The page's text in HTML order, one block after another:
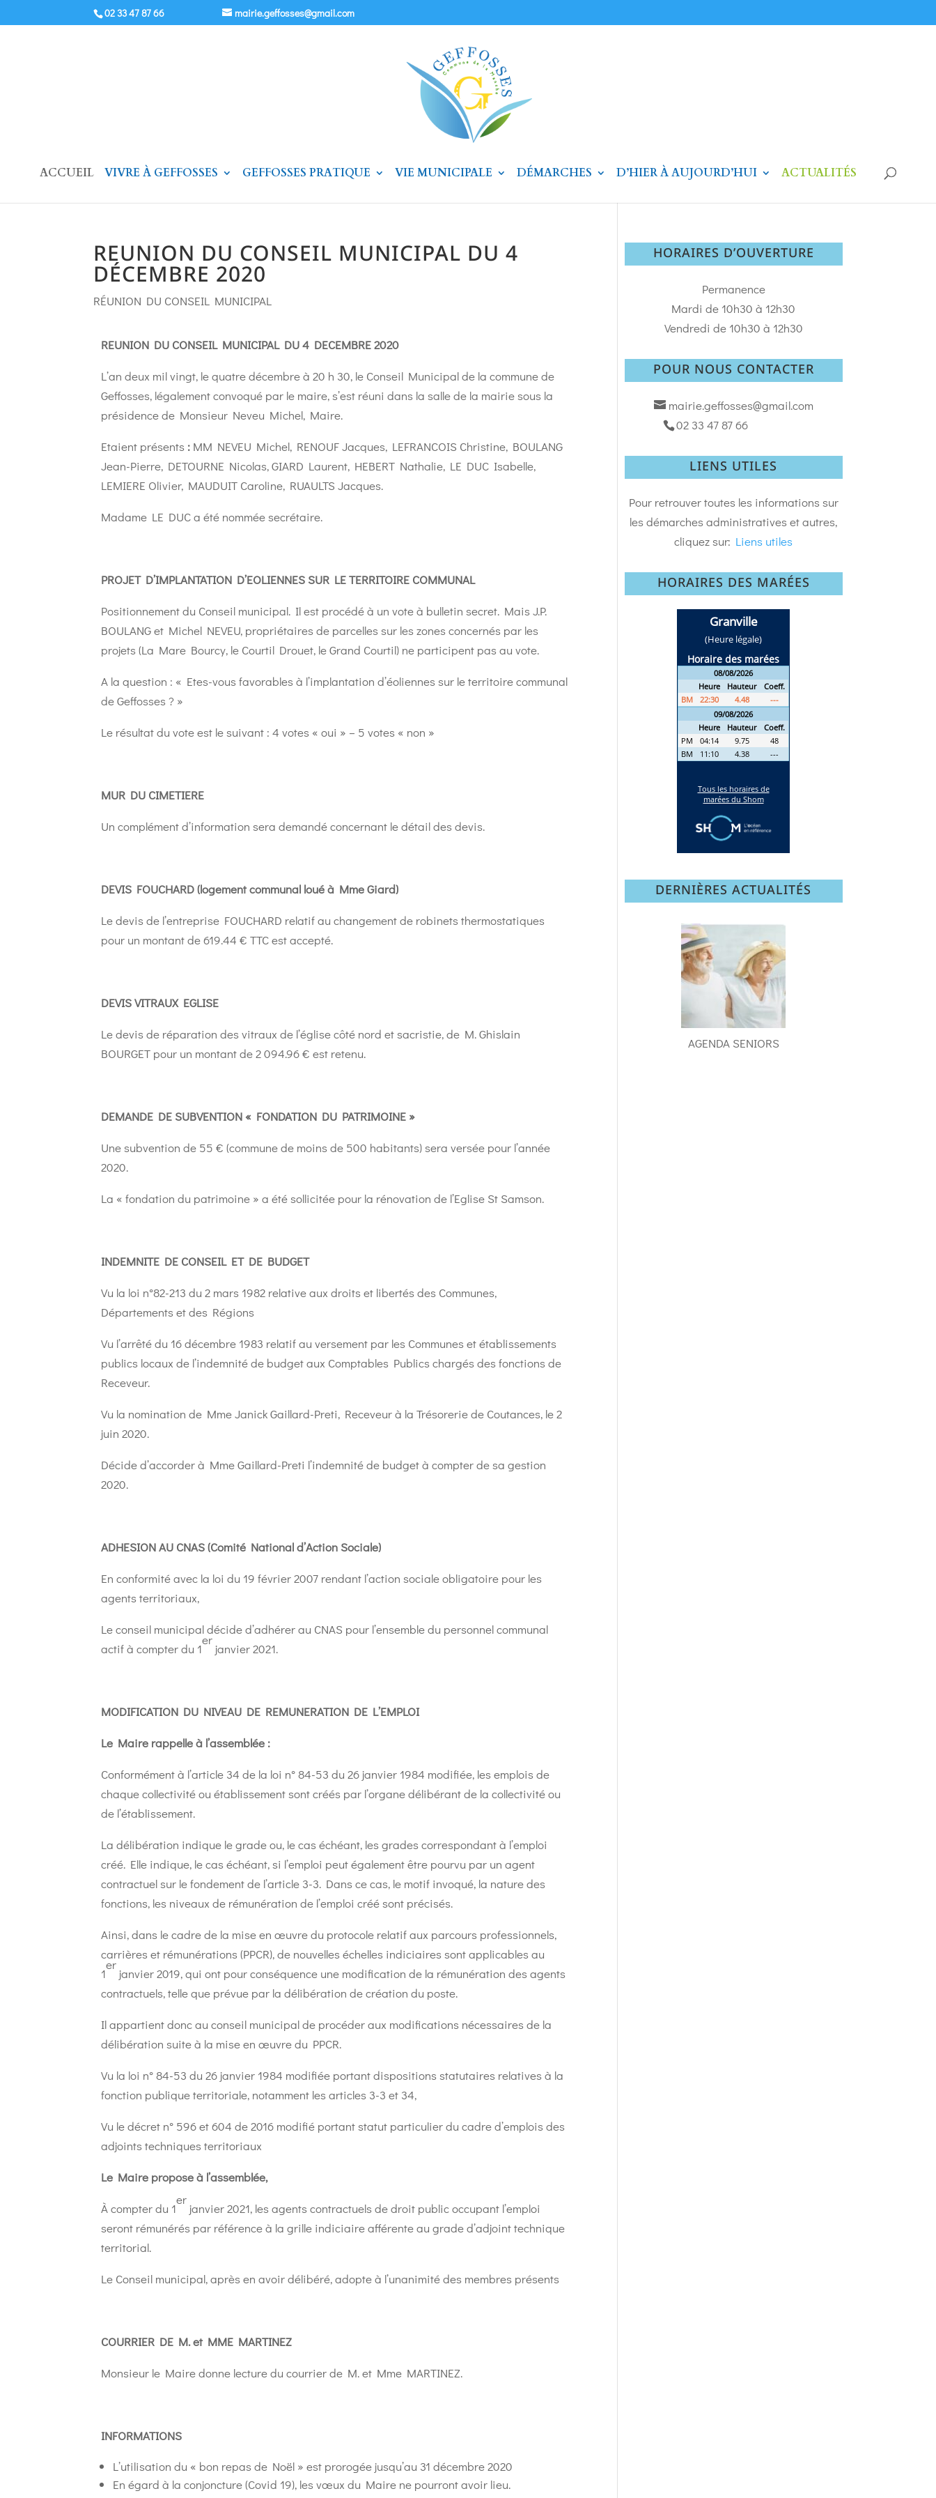
02 33 47 87 66 mairie.geffosses@gmail.com
ACCUEIL VIVRE À GEFFOSSES GEFFOSSES PRATIQUE VIE MUNICIPALE DÉMARCHES D’HIER À AUJOURD’HUI ACTUALITÉS
REUNION DU CONSEIL MUNICIPAL DU 4
DÉCEMBRE 2020
RÉUNION DU CONSEIL MUNICIPAL
REUNION DU CONSEIL MUNICIPAL DU 4 DECEMBRE 2020
L’an deux mil vingt, le quatre décembre à 20 h 30, le Conseil Municipal de la commune de
Geffosses, légalement convoqué par le maire, s’est réuni dans la salle de la mairie sous la
présidence de Monsieur Neveu Michel, Maire.
Etaient présents : MM NEVEU Michel, RENOUF Jacques, LEFRANCOIS Christine, BOULANG
Jean-Pierre, DETOURNE Nicolas, GIARD Laurent, HEBERT Nathalie, LE DUC Isabelle,
LEMIERE Olivier, MAUDUIT Caroline, RUAULTS Jacques.
Madame LE DUC a été nommée secrétaire.
PROJET D’IMPLANTATION D’EOLIENNES SUR LE TERRITOIRE COMMUNAL
Positionnement du Conseil municipal. Il est procédé à un vote à bulletin secret. Mais J.P.
BOULANG et Michel NEVEU, propriétaires de parcelles sur les zones concernés par les
projets (La Mare Bourcy, le Courtil Drouet, le Grand Courtil) ne participent pas au vote.
A la question : « Etes-vous favorables à l’implantation d’éoliennes sur le territoire communal
de Geffosses ? »
Le résultat du vote est le suivant : 4 votes « oui » – 5 votes « non »
MUR DU CIMETIERE
Un complément d’information sera demandé concernant le détail des devis.
DEVIS FOUCHARD (logement communal loué à Mme Giard)
Le devis de l’entreprise FOUCHARD relatif au changement de robinets thermostatiques
pour un montant de 619.44 € TTC est accepté.
DEVIS VITRAUX EGLISE
Le devis de réparation des vitraux de l’église côté nord et sacristie, de M. Ghislain
BOURGET pour un montant de 2 094.96 € est retenu.
DEMANDE DE SUBVENTION « FONDATION DU PATRIMOINE »
Une subvention de 55 € (commune de moins de 500 habitants) sera versée pour l’année
2020.
La « fondation du patrimoine » a été sollicitée pour la rénovation de l’Eglise St Samson.
INDEMNITE DE CONSEIL ET DE BUDGET
Vu la loi n°82-213 du 2 mars 1982 relative aux droits et libertés des Communes,
Départements et des Régions
Vu l’arrêté du 16 décembre 1983 relatif au versement par les Communes et établissements
publics locaux de l’indemnité de budget aux Comptables Publics chargés des fonctions de
Receveur.
Vu la nomination de Mme Janick Gaillard-Preti, Receveur à la Trésorerie de Coutances, le 2
juin 2020.
Décide d’accorder à Mme Gaillard-Preti l’indemnité de budget à compter de sa gestion
2020.
ADHESION AU CNAS (Comité National d’Action Sociale)
En conformité avec la loi du 19 février 2007 rendant l’action sociale obligatoire pour les
agents territoriaux,
Le conseil municipal décide d’adhérer au CNAS pour l’ensemble du personnel communal
actif à compter du 1
er
janvier 2021.
MODIFICATION DU NIVEAU DE REMUNERATION DE L’EMPLOI
Le Maire rappelle à l’assemblée :
Conformément à l’article 34 de la loi n° 84-53 du 26 janvier 1984 modifiée, les emplois de
chaque collectivité ou établissement sont créés par l’organe délibérant de la collectivité ou
de l’établissement.
La délibération indique le grade ou, le cas échéant, les grades correspondant à l’emploi
créé. Elle indique, le cas échéant, si l’emploi peut également être pourvu par un agent
contractuel sur le fondement de l’article 3-3. Dans ce cas, le motif invoqué, la nature des
fonctions, les niveaux de rémunération de l’emploi créé sont précisés.
Ainsi, dans le cadre de la mise en œuvre du protocole relatif aux parcours professionnels,
carrières et rémunérations (PPCR), de nouvelles échelles indiciaires sont applicables au
1
er
janvier 2019, qui ont pour conséquence une modification de la rémunération des agents
contractuels, telle que prévue par la délibération de création du poste.
Il appartient donc au conseil municipal de procéder aux modifications nécessaires de la
délibération suite à la mise en œuvre du PPCR.
Vu la loi n° 84-53 du 26 janvier 1984 modifiée portant dispositions statutaires relatives à la
fonction publique territoriale, notamment les articles 3-3 et 34,
Vu le décret n° 596 et 604 de 2016 modifié portant statut particulier du cadre d’emplois des
adjoints techniques territoriaux
Le Maire propose à l’assemblée,
À compter du 1
er
janvier 2021, les agents contractuels de droit public occupant l’emploi
seront rémunérés par référence à la grille indiciaire afférente au grade d’adjoint technique
territorial.
Le Conseil municipal, après en avoir délibéré, adopteà l’unanimité des membres présents
COURRIER DE M. et MME MARTINEZ
Monsieur le Maire donne lecture du courrier de M. et Mme MARTINEZ.
INFORMATIONS
L’utilisation du « bon repas de Noël » est prorogée jusqu’au 31 décembre 2020
En égard à la conjoncture (Covid 19), les vœux du Maire ne pourront avoir lieu.
HORAIRES D’OUVERTURE
Permanence
Mardi de 10h30 à 12h30
Vendredi de 10h30 à 12h30
POUR NOUS CONTACTER
mairie.geffosses@gmail.com
02 33 47 87 66
LIENS UTILES
Pour retrouver toutes les informations sur
les démarches administratives et autres,
cliquez sur: Liens utiles
HORAIRES DES MARÉES
DERNIÈRES ACTUALITÉS
AGENDA SENIORS